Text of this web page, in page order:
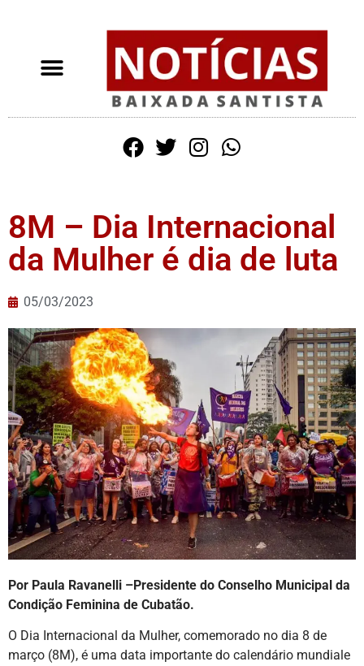
8M – Dia Internacional
da Mulher é dia de luta
05/03/2023
Por Paula Ravanelli –Presidente do Conselho Municipal da
Condição Feminina de Cubatão.
O Dia Internacional da Mulher, comemorado no dia 8 de
março (8M), é uma data importante do calendário mundiale